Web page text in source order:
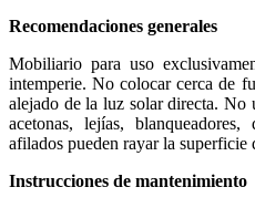
Recomendaciones generales
Mobiliario para uso
intemperie. No colocar cerca de
alejado de la luz solar directa. No
acetonas, lejías,
afilados pueden rayar la superficie
Instrucciones de mantenimiento